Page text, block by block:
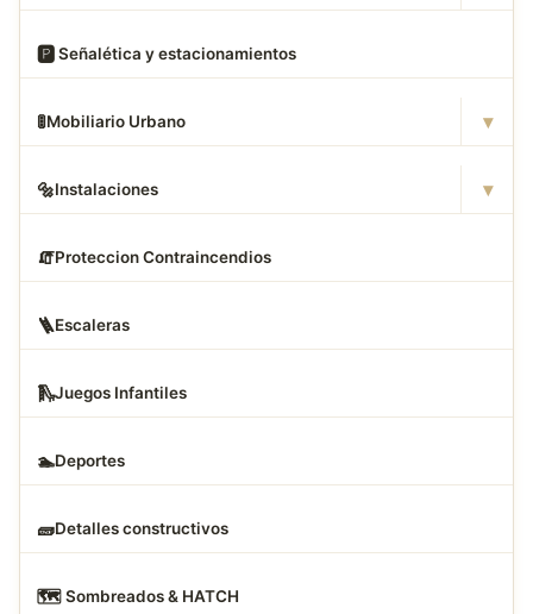
🅿️ Señalética y estacionamientos
🚦Mobiliario Urbano ▾
🔩Instalaciones ▾
🧯Proteccion Contraincendios
🪜Escaleras
🛝Juegos Infantiles
🏊Deportes
🧱Detalles constructivos
🗺️ Sombreados & HATCH